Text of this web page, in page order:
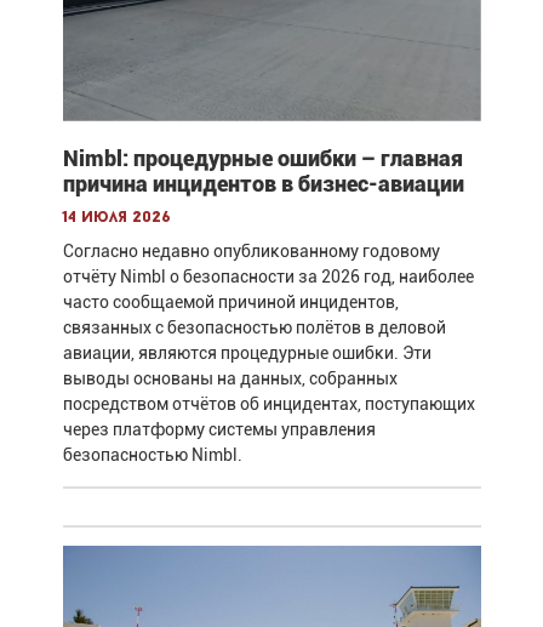
Nimbl: процедурные ошибки – главная
причина инцидентов в бизнес-авиации
14 июля 2026
Согласно недавно опубликованному годовому
отчёту Nimbl о безопасности за 2026 год, наиболее
часто сообщаемой причиной инцидентов,
связанных с безопасностью полётов в деловой
авиации, являются процедурные ошибки. Эти
выводы основаны на данных, собранных
посредством отчётов об инцидентах, поступающих
через платформу системы управления
безопасностью Nimbl.